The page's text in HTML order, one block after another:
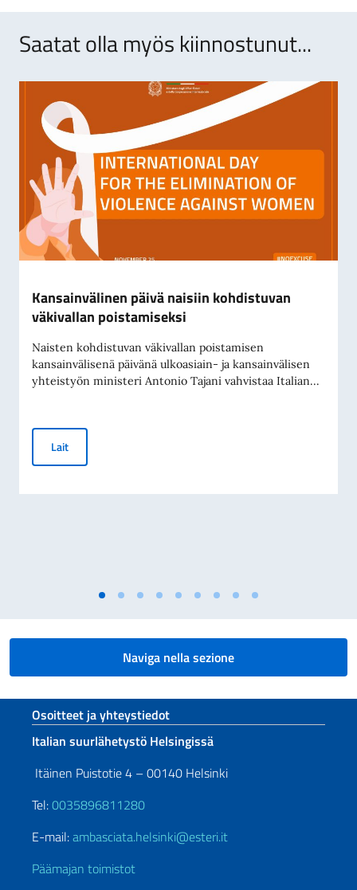
Saatat olla myös kiinnostunut...
Kansainvälinen päivä naisiin kohdistuvan
väkivallan poistamiseksi
Naisten kohdistuvan väkivallan poistamisen
kansainvälisenä päivänä ulkoasiain- ja kansainvälisen
yhteistyön ministeri Antonio Tajani vahvistaa Italian...
LaitKansainvälinen päivä naisiin kohdistuvan väkivallan
Naviga nella sezione
Footer section
Osoitteet ja yhteystiedot
Italian suurlähetystö Helsingissä
Itäinen Puistotie 4 – 00140 Helsinki
Tel:0035896811280
E-mail:ambasciata.helsinki@esteri.it
Päämajan toimistot